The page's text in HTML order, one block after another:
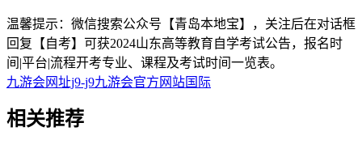
温馨提示：微信搜索公众号【青岛本地宝】，关注后在对话框
回复【自考】可获2024山东高等教育自学考试公告，报名时
间|平台|流程开考专业、课程及考试时间一览表。
九游会网址j9-j9九游会官方网站国际
相关推荐